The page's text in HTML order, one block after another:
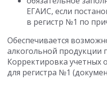
ЕГАИС, если
в регистр №1 по
Обеспечивается
алкогольной продукции
Корректировка учетных
для регистра №1